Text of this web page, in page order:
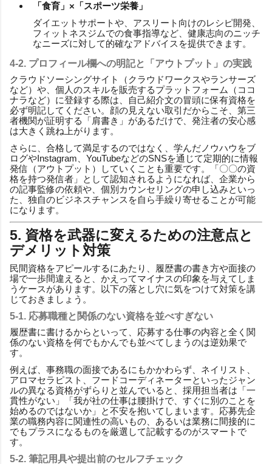
「食育」×「スポーツ栄養」
ダイエットサポートや、アスリート向けのレシピ開発、
フィットネスジムでの食事指導など、健康志向のニッチ
なニーズに対して的確なアドバイスを提供できます。
4-2. プロフィール欄への明記と「アウトプット」の実践
クラウドソーシングサイト（クラウドワークスやランサーズ
など）や、個人のスキルを販売するプラットフォーム（ココ
ナラなど）に登録する際は、自己紹介文の冒頭に保有資格を
必ず明記してください。顔の見えない取引だからこそ、第三
者機関が証明する「肩書き」があるだけで、発注者の安心感
は大きく跳ね上がります。
さらに、合格して満足するのではなく、学んだノウハウをブ
ログやInstagram、YouTubeなどのSNSを通じて定期的に情報
発信（アウトプット）していくことも重要です。「〇〇の資
格を持つ発信者」として認知されるようになれば、企業から
の記事監修の依頼や、個別カウンセリングの申し込みといっ
た、独自のビジネスチャンスを自ら手繰り寄せることが可能
になります。
5. 資格を武器に変えるための注意点と
デメリット対策
民間資格をアピールするにあたり、履歴書の書き方や面接の
場で一歩間違えると、かえってマイナスの印象を与えてしま
うケースがあります。以下の落とし穴に気をつけて対策を講
じておきましょう。
5-1. 応募職種と関係のない資格を並べすぎない
履歴書に書けるからといって、応募する仕事の内容と全く関
係のない資格を何でもかんでも並べてしまうのは逆効果で
す。
例えば、事務職の面接であるにもかかわらず、ネイリスト、
アロマセラピスト、フードコーディネーターといったジャン
ルの異なる資格がずらりと並んでいると、採用担当者は「一
貫性がない」「我が社の仕事は腰掛けで、すぐに別のことを
始めるのではないか」と不安を抱いてしまいます。応募先企
業の職務内容に関連性の高いもの、あるいは業務に間接的に
でもプラスになるものを厳選して記載するのがスマートで
す。
5-2. 筆記用具や提出前のセルフチェック